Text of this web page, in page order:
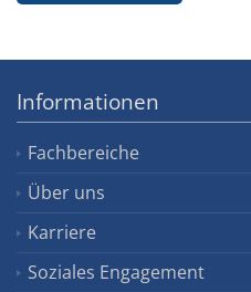
Informationen
Fachbereiche
Über uns
Karriere
Soziales Engagement